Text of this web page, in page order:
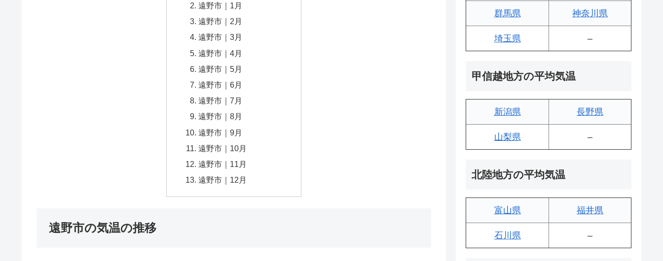
遠野市｜1月
遠野市｜2月
遠野市｜3月
遠野市｜4月
遠野市｜5月
遠野市｜6月
遠野市｜7月
遠野市｜8月
遠野市｜9月
遠野市｜10月
遠野市｜11月
遠野市｜12月
遠野市の気温の推移
群馬県 神奈川県
埼玉県 –
甲信越地方の平均気温
新潟県 長野県
山梨県 –
北陸地方の平均気温
富山県 福井県
石川県 –